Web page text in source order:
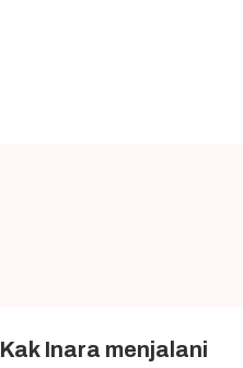
Kak Inara menjalani